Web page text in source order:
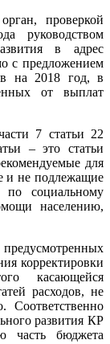
проверкой
руководством
в адрес
с предложением
на 2018 год, в
от выплат
7 статьи 22
– это статьи
для
и не подлежащие
по социальному
населению,
корректировки
касающейся
расходов, не
Соответственно
развития КР
часть бюджета